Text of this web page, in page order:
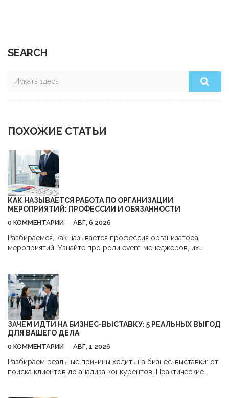
SEARCH
ПОХОЖИЕ СТАТЬИ
КАК НАЗЫВАЕТСЯ РАБОТА ПО ОРГАНИЗАЦИИ
МЕРОПРИЯТИЙ: ПРОФЕССИИ И ОБЯЗАННОСТИ
0 КОММЕНТАРИИ АВГ, 6 2026
Разбираемся, как называется профессия организатора
мероприятий. Узнайте про роли event-менеджеров, их
ЗАЧЕМ ИДТИ НА БИЗНЕС-ВЫСТАВКУ: 5 РЕАЛЬНЫХ ВЫГОД
ДЛЯ ВАШЕГО ДЕЛА
0 КОММЕНТАРИИ АВГ, 1 2026
Разбираем реальные причины ходить на бизнес-выставки: от
поиска клиентов до анализа конкурентов. Практические